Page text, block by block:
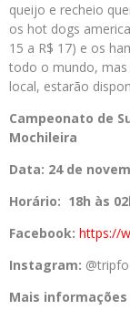
queijo e recheio
os hot dogs
15 a R$ 17) e os
todo o mundo, mas
local, estarão
Campeonato de
Mochileira
Data: 24 de
Horário: 18h às
Facebook: https://
Instagram:
Mais